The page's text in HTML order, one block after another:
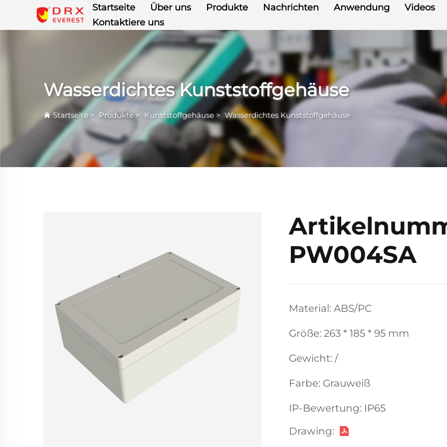
Startseite Über uns Produkte Nachrichten Anwendung
Videos
Kontaktiere uns
Wasserdichtes Kunststoffgehäuse
Startseite> Produkte> Kunststoffgehäuse> Wasserdichtes Kunststoffgehäuse
PW004SA
Material: ABS/PC
Größe: 263 * 185 * 95 mm
Gewicht: /
Farbe: Grauweiß
IP-Bewertung: IP65
Drawing: